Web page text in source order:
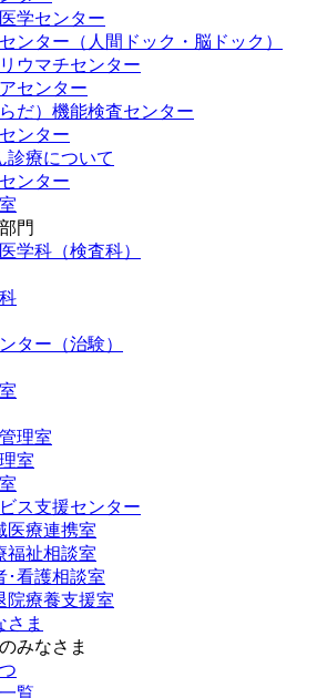
学センター
ンター（人間ドック・脳ドック）
ウマチセンター
センター
だ）機能検査センター
ンター
診療について
ンター
門
学科（検査科）
ター（治験）
理室
室
ス支援センター
医療連携室
福祉相談室
･看護相談室
院療養支援室
さま
みなさま
覧